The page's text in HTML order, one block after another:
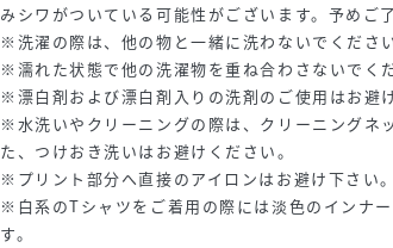
みシワがついている可能性がございます。予めご
※洗濯の際は、他の物と一緒に洗わないでください
※濡れた状態で他の洗濯物を重ね合わさないでくだ
※漂白剤および漂白剤入りの洗剤のご使用はお避
※水洗いやクリーニングの際は、クリーニングネ
た、つけおき洗いはお避けください。
※プリント部分へ直接のアイロンはお避け下さい。
※白系のTシャツをご着用の際には淡色のインナ
す。